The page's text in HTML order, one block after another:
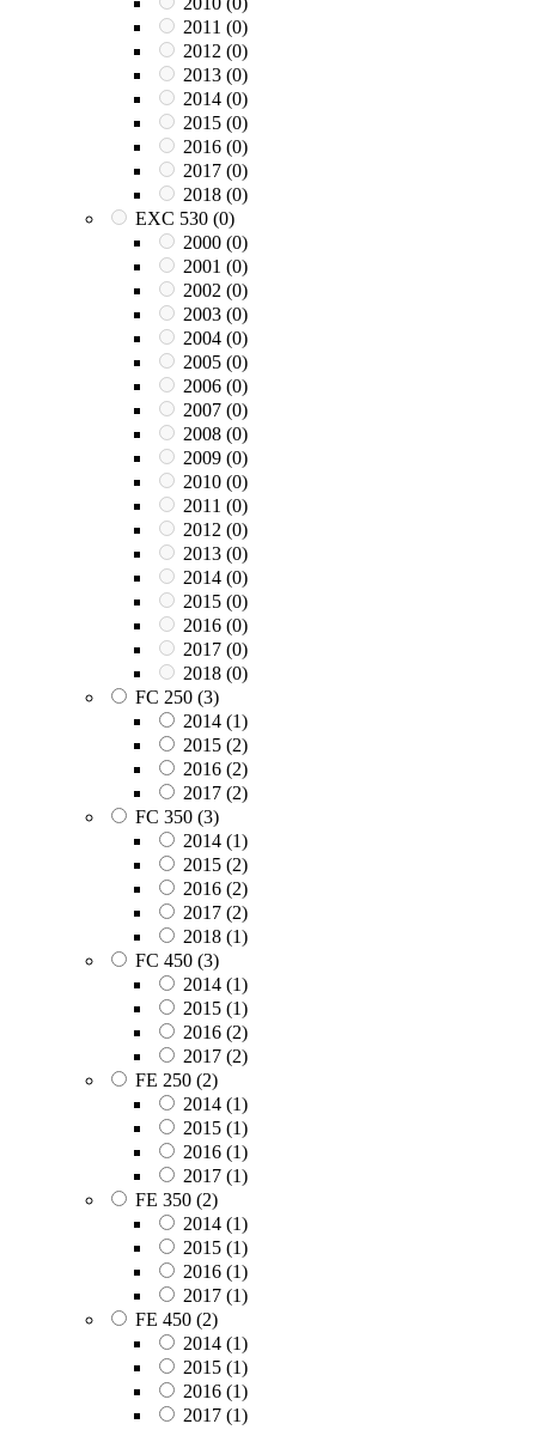
2011 (0)
2012 (0)
2013 (0)
2014 (0)
2015 (0)
2016 (0)
2017 (0)
2018 (0)
EXC 530 (0)
2000 (0)
2001 (0)
2002 (0)
2003 (0)
2004 (0)
2005 (0)
2006 (0)
2007 (0)
2008 (0)
2009 (0)
2010 (0)
2011 (0)
2012 (0)
2013 (0)
2014 (0)
2015 (0)
2016 (0)
2017 (0)
2018 (0)
FC 250 (3)
2014 (1)
2015 (2)
2016 (2)
2017 (2)
FC 350 (3)
2014 (1)
2015 (2)
2016 (2)
2017 (2)
2018 (1)
FC 450 (3)
2014 (1)
2015 (1)
2016 (2)
2017 (2)
FE 250 (2)
2014 (1)
2015 (1)
2016 (1)
2017 (1)
FE 350 (2)
2014 (1)
2015 (1)
2016 (1)
2017 (1)
FE 450 (2)
2014 (1)
2015 (1)
2016 (1)
2017 (1)